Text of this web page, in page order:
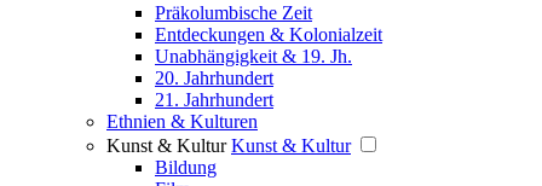
Präkolumbische Zeit
Entdeckungen & Kolonialzeit
Unabhängigkeit & 19. Jh.
20. Jahrhundert
21. Jahrhundert
Ethnien & Kulturen
Kunst & Kultur Kunst & Kultur
Bildung